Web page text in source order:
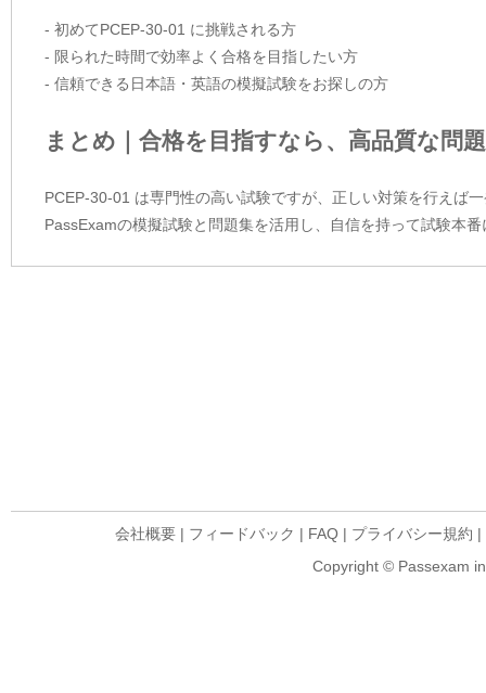
- 初めてPCEP-30-01 に挑戦される方
- 限られた時間で効率よく合格を目指したい方
- 信頼できる日本語・英語の模擬試験をお探しの方
まとめ｜合格を目指すなら、高品質な問
PCEP-30-01 は専門性の高い試験ですが、正しい対策を行えば
PassExamの模擬試験と問題集を活用し、自信を持って試験本
会社概要 | フィードバック | FAQ | プライバシー規約 |
Copyright © Passexam